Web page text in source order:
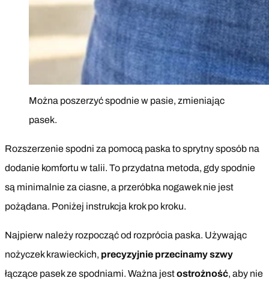
Można poszerzyć spodnie w pasie, zmieniając
pasek.
Rozszerzenie spodni za pomocą paska to sprytny sposób na
dodanie komfortu w talii. To przydatna metoda, gdy spodnie
są minimalnie za ciasne, a przeróbka nogawek nie jest
pożądana. Poniżej instrukcja krok po kroku.
Najpierw należy rozpocząć od rozprócia paska. Używając
nożyczek krawieckich, precyzyjnie przecinamy szwy
łączące pasek ze spodniami. Ważna jestostrożność, aby nie